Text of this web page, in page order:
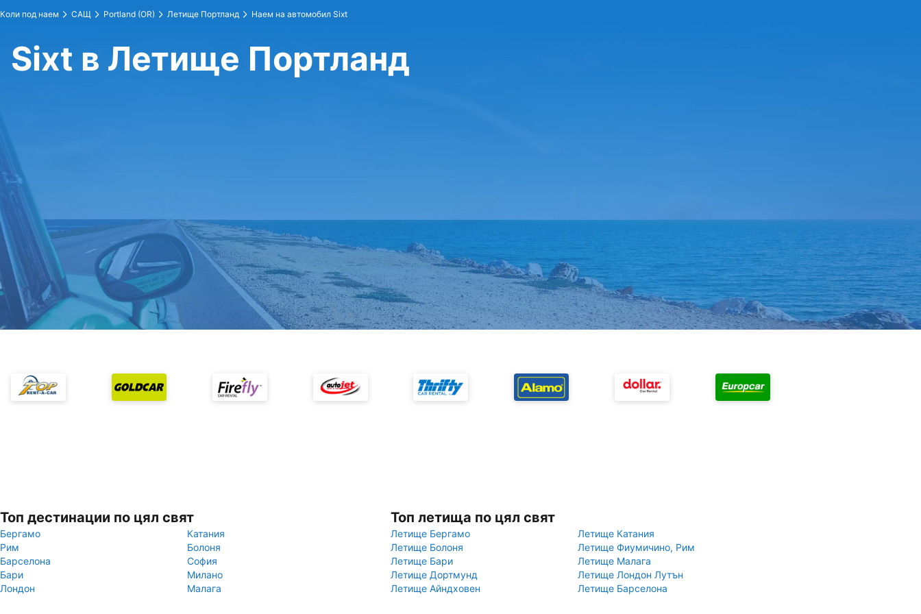
Коли под наем САЩ Portland (OR) Летище Портланд Наем на автомобил Sixt
Sixt в Летище Портланд
Топ дестинации по цял свят
Бергамо
Катания
Рим
Болоня
Барселона
София
Бари
Милано
Лондон
Малага
Топ летища по цял свят
Летище Бергамо
Летище Катания
Летище Болоня
Летище Фиумичино, Рим
Летище Бари
Летище Малага
Летище Дортмунд
Летище Лондон Лутън
Летище Айндховен
Летище Барселона